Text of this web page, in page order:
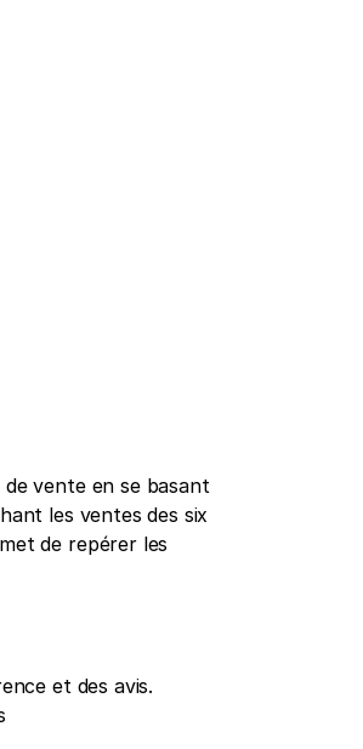
vente en se basant
les ventes des six
de repérer les
et des avis.